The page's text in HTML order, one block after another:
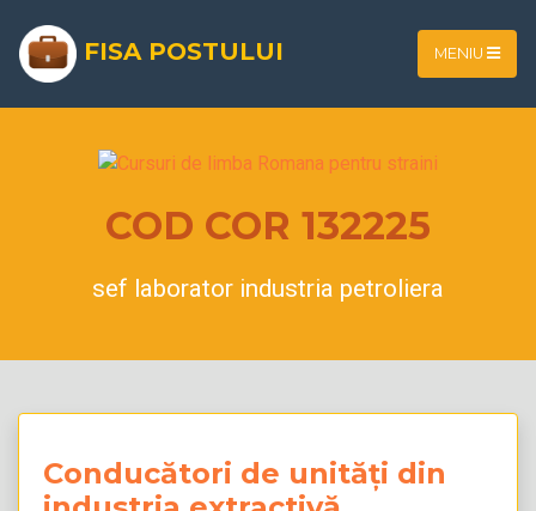
FISA POSTULUI MENIU
COD COR 132225
sef laborator industria petroliera
Conducători de unități din